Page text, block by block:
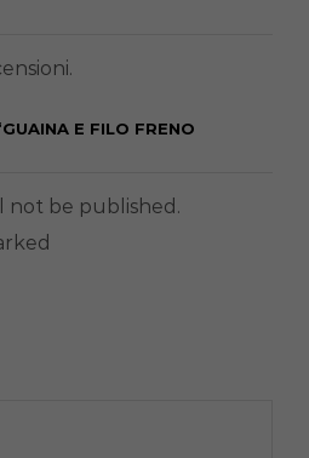
E FILO FRENO
not be published.